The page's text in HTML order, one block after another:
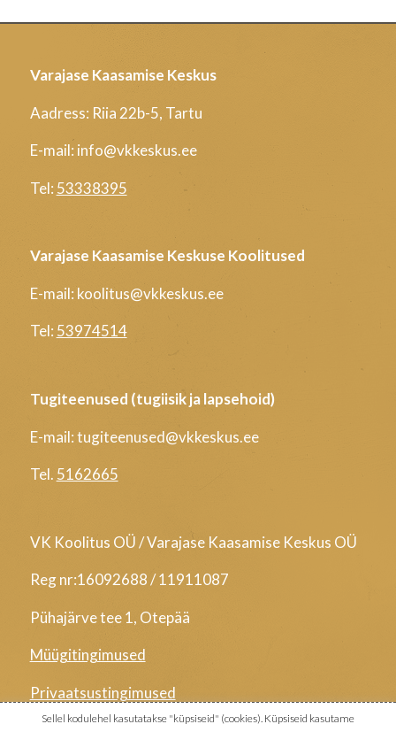
Varajase Kaasamise Keskus
Aadress: Riia 22b-5, Tartu
E-mail: info@vkkeskus.ee
Tel: 53338395
Varajase Kaasamise Keskuse Koolitused
E-mail: koolitus@vkkeskus.ee
Tel: 53974514
Tugiteenused (tugiisik ja lapsehoid)
E-mail: tugiteenused@vkkeskus.ee
Tel. 5162665
VK Koolitus OÜ / Varajase Kaasamise Keskus OÜ
Reg nr:16092688 / 11911087
Pühajärve tee 1, Otepää
Müügitingimused
Privaatsustingimused
Sellel kodulehel kasutatakse "küpsiseid" (cookies). Küpsiseid kasutame